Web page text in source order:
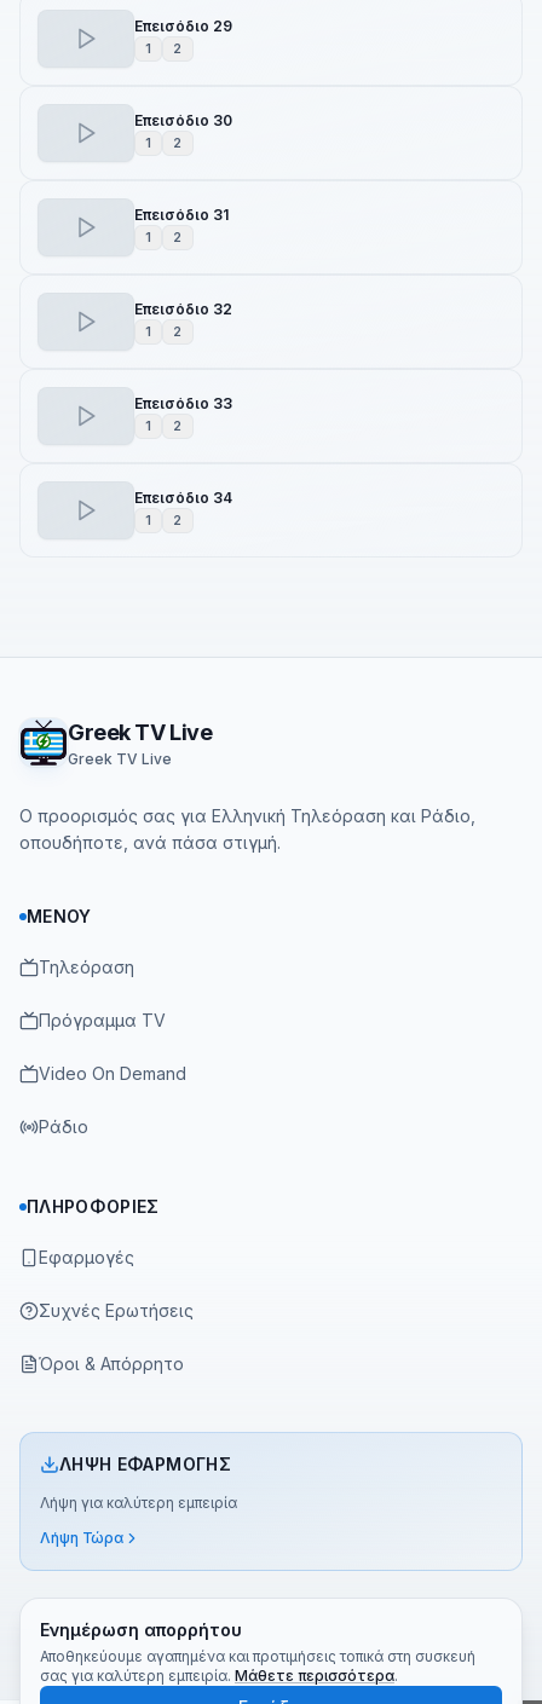
Ενημέρωση απορρήτου
Αποθηκεύουμε αγαπημένα και προτιμήσεις τοπικά στη συσκευή
σας για καλύτερη εμπειρία. Μάθετε περισσότερα.
Επεισόδιο 29
1 2
Επεισόδιο 30
1 2
Επεισόδιο 31
1 2
Επεισόδιο 32
1 2
Επεισόδιο 33
1 2
Επεισόδιο 34
1 2
Greek TV Live
Greek TV Live
Ο προορισμός σας για Ελληνική Τηλεόραση και Ράδιο,
οπουδήποτε, ανά πάσα στιγμή.
ΜΕΝΟΎ
Τηλεόραση
Πρόγραμμα TV
Video On Demand
Ράδιο
ΠΛΗΡΟΦΟΡΊΕΣ
Εφαρμογές
Συχνές Ερωτήσεις
Όροι & Απόρρητο
ΛΉΨΗ ΕΦΑΡΜΟΓΉΣ
Λήψη για καλύτερη εμπειρία
Λήψη Τώρα
©2026 Greek TV App